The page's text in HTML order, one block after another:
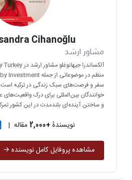
Cihanoğlu
مشاور ارشد
سفر و فرصت‌های سبک زندگی در ترکیه
خوانندگان بین‌المللی برای درک
و ساختن آینده‌ای بلندمدت در این کشور
نویسندهٔ +2,000 مقاله |
مشاهده پروفایل کامل نویسنده →